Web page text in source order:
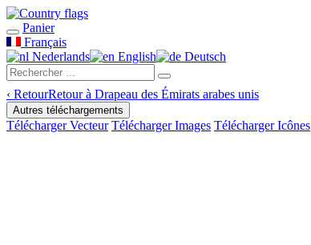
Panier
Français
Nederlands
English Deutsch
‹ RetourRetour à Drapeau des Émirats arabes unis
Autres téléchargements
Télécharger Vecteur Télécharger Images Télécharger Icônes